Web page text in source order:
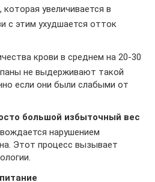
увеличивается в
с этим ухудшается отток
крови в среднем на 20-30
не выдерживают такой
если они были слабыми от
большой избыточный вес
нарушением
Этот процесс вызывает